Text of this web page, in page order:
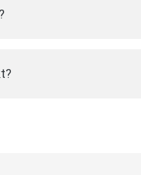
worden deze